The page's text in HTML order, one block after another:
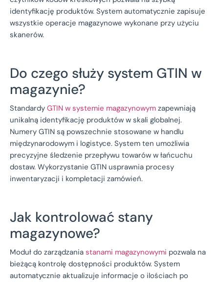
identyfikację produktów. System automatycznie zapisuje
wszystkie operacje magazynowe wykonane przy użyciu
skanerów.
Do czego służy system GTIN w
magazynie?
Standardy GTIN w systemie magazynowym zapewniają
unikalną identyfikację produktów w skali globalnej.
Numery GTIN są powszechnie stosowane w handlu
międzynarodowym i logistyce. System ten umożliwia
precyzyjne śledzenie przepływu towarów w łańcuchu
dostaw. Wykorzystanie GTIN usprawnia procesy
inwentaryzacji i kompletacji zamówień.
Jak kontrolować stany
magazynowe?
Moduł do zarządzania stanami magazynowymi pozwala na
bieżącą kontrolę dostępności produktów. System
automatycznie aktualizuje informacje o ilościach po